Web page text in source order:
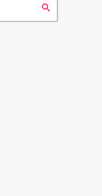
search